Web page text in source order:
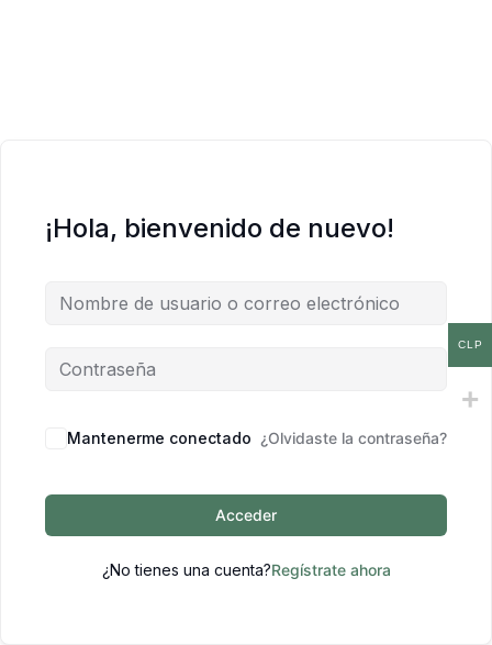
¡Hola, bienvenido de nuevo!
Mantenerme conectado ¿Olvidaste la contraseña?
Acceder
¿No tienes una cuenta?Regístrate ahora
CLP